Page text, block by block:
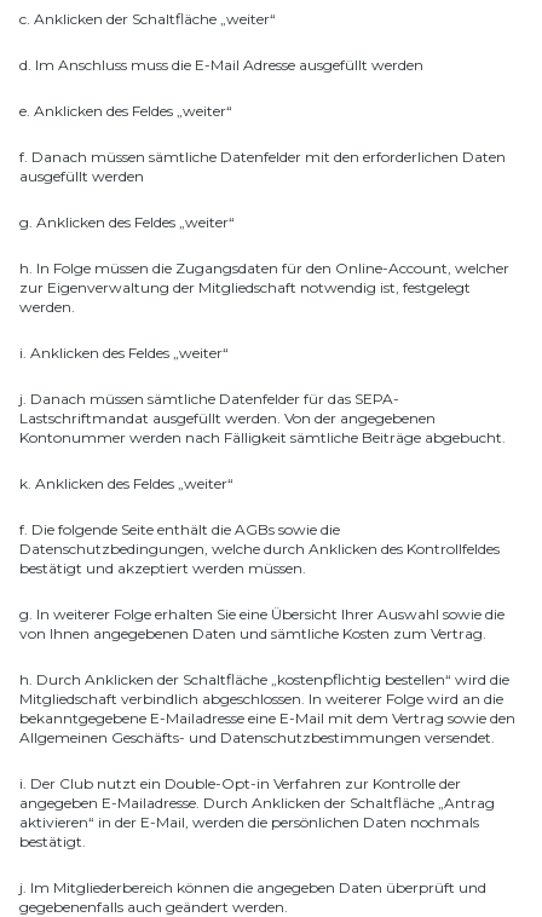
c. Anklicken der Schaltfläche „weiter“
d. Im Anschluss muss die E-Mail Adresse ausgefüllt werden
e. Anklicken des Feldes „weiter“
f. Danach müssen sämtliche Datenfelder mit den erforderlichen Daten
ausgefüllt werden
g. Anklicken des Feldes „weiter“
h. In Folge müssen die Zugangsdaten für den Online-Account, welcher
zur Eigenverwaltung der Mitgliedschaft notwendig ist, festgelegt
werden.
i. Anklicken des Feldes „weiter“
j. Danach müssen sämtliche Datenfelder für das SEPA-
Lastschriftmandat ausgefüllt werden. Von der angegebenen
Kontonummer werden nach Fälligkeit sämtliche Beiträge abgebucht.
k. Anklicken des Feldes „weiter“
f. Die folgende Seite enthält die AGBs sowie die
Datenschutzbedingungen, welche durch Anklicken des Kontrollfeldes
bestätigt und akzeptiert werden müssen.
g. In weiterer Folge erhalten Sie eine Übersicht Ihrer Auswahl sowie die
von Ihnen angegebenen Daten und sämtliche Kosten zum Vertrag.
h. Durch Anklicken der Schaltfläche „kostenpflichtig bestellen“ wird die
Mitgliedschaft verbindlich abgeschlossen. In weiterer Folge wird an die
bekanntgegebene E-Mailadresse eine E-Mail mit dem Vertrag sowie den
Allgemeinen Geschäfts- und Datenschutzbestimmungen versendet.
i. Der Club nutzt ein Double-Opt-in Verfahren zur Kontrolle der
angegeben E-Mailadresse. Durch Anklicken der Schaltfläche „Antrag
aktivieren“ in der E-Mail, werden die persönlichen Daten nochmals
bestätigt.
j. Im Mitgliederbereich können die angegeben Daten überprüft und
gegebenenfalls auch geändert werden.